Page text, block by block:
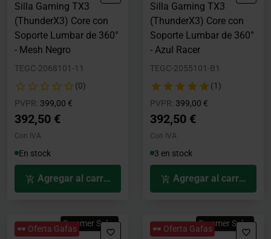
Silla Gaming TX3
(ThunderX3) Core con
Soporte Lumbar de 360°
- Mesh Negro
TEGC-2068101-11
(0)
PVPR: Precio rebajado desde
399,00 €
392,50 €
Con IVA
En stock
Agregar al carrito
Silla Gaming TX3
(ThunderX3) Core con
Soporte Lumbar de 360°
- Azul Racer
TEGC-2055101-B1
(1)
PVPR: Precio rebajado desde
399,00 €
392,50 €
Con IVA
3 en stock
Agregar al carrito
🕶️ Oferta Gafas
Summer Sales
🕶️ Oferta Gafas
Summer Sales